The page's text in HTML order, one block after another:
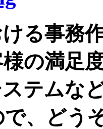
る事務
の満足
テムな
、どう